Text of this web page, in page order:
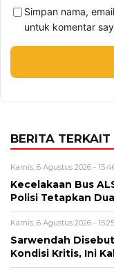
Simpan nama,
untuk komentar
BERITA TERKAIT
Kamis, 6 Agustus 2026 -
Kecelakaan Bus
Polisi Tetapkan
Kamis, 6 Agustus 2026 -
Sarwendah
Kondisi Kritis, Ini